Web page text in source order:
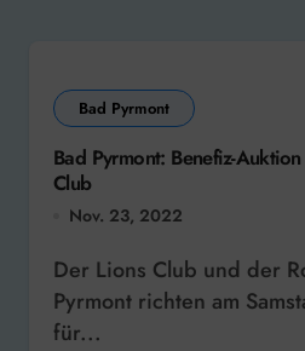
Bad Pyrmont
Bad Pyrmont: Benefiz-
Club
Nov. 23, 2022
Der Lions Club und der Rotary Club Bad
Pyrmont richten am
für...